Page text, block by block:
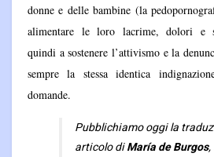
donne e delle bambine (la
alimentare le loro lacrime, dolori e
quindi a sostenere l’attivismo e la
sempre la stessa identica
domande.
Pubblichiamo oggi la
articolo diMaría de Burgos